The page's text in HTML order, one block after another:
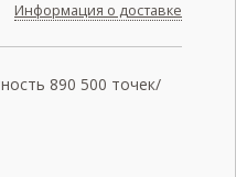
Информация о доставке
890 500 точек/